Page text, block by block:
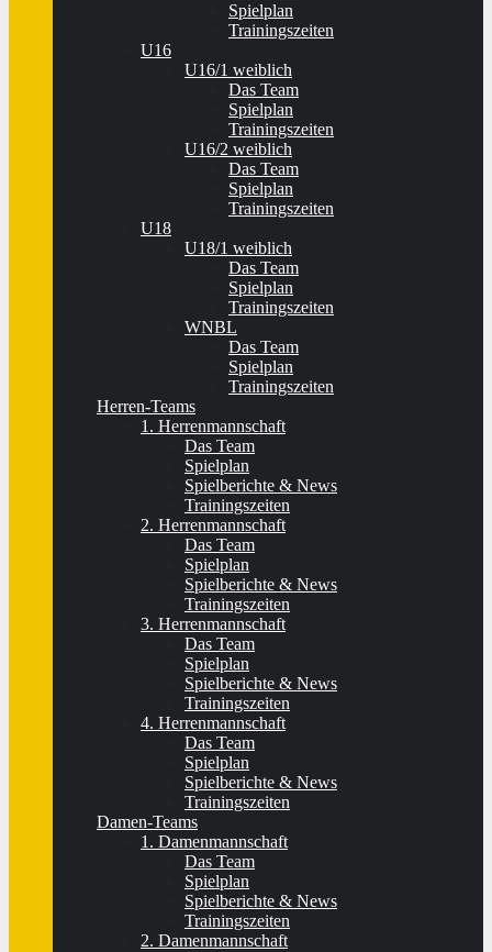
Spielplan
Trainingszeiten
U16
U16/1 weiblich
Das Team
Spielplan
Trainingszeiten
U16/2 weiblich
Das Team
Spielplan
Trainingszeiten
U18
U18/1 weiblich
Das Team
Spielplan
Trainingszeiten
WNBL
Das Team
Spielplan
Trainingszeiten
Herren-Teams
1. Herrenmannschaft
Das Team
Spielplan
Spielberichte & News
Trainingszeiten
2. Herrenmannschaft
Das Team
Spielplan
Spielberichte & News
Trainingszeiten
3. Herrenmannschaft
Das Team
Spielplan
Spielberichte & News
Trainingszeiten
4. Herrenmannschaft
Das Team
Spielplan
Spielberichte & News
Trainingszeiten
Damen-Teams
1. Damenmannschaft
Das Team
Spielplan
Spielberichte & News
Trainingszeiten
2. Damenmannschaft